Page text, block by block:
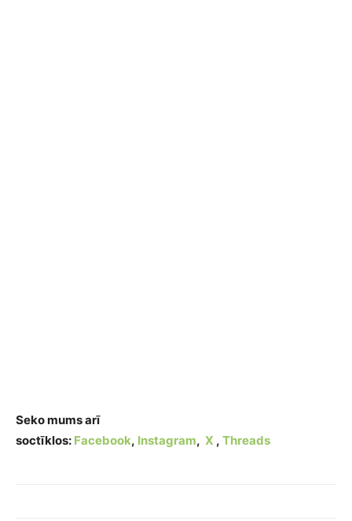
Seko mums arī
soctīklos: Facebook, Instagram, X , Threads